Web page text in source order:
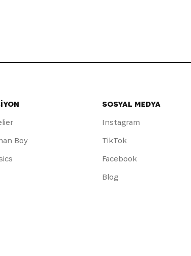
Boy
SOSYAL MEDYA
Instagram
TikTok
Facebook
Blog